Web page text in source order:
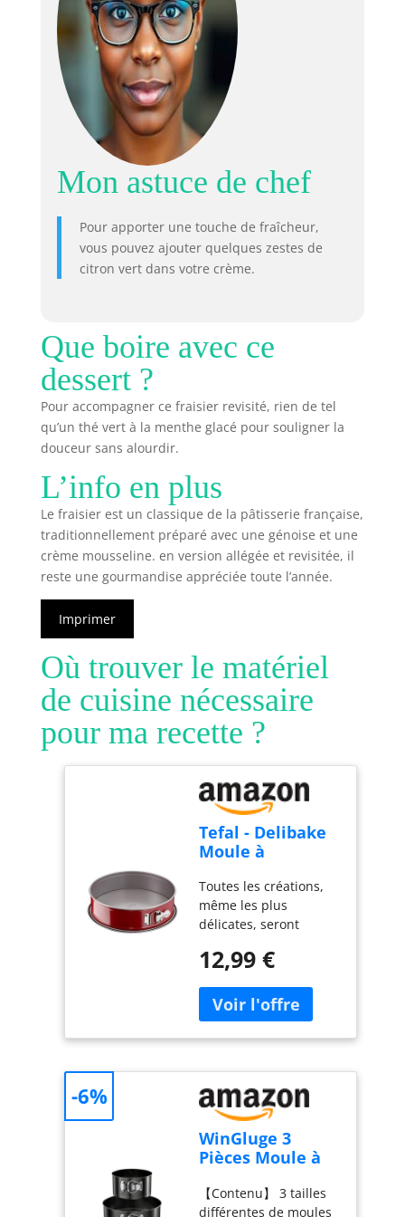
Mon astuce de chef
Pour apporter une touche de fraîcheur,
vous pouvez ajouter quelques zestes de
citron vert dans votre crème.
Que boire avec ce
dessert ?
Pour accompagner ce fraisier revisité, rien de tel
qu’un thé vert à la menthe glacé pour souligner la
douceur sans alourdir.
L’info en plus
Le fraisier est un classique de la pâtisserie française,
traditionnellement préparé avec une génoise et une
crème mousseline. en version allégée et revisitée, il
reste une gourmandise appréciée toute l’année.
Imprimer
Où trouver le matériel
de cuisine nécessaire
pour ma recette ?
Tefal - Delibake
Moule à
Antiadhésif - 23
cm - Rouge
Toutes les créations,
même les plus
délicates, seront
facilement démoulées
amovible du moule Le
fond plus large avec
rebords empêche le
également être utilisé
comme assiette de
service Nettoyage
facile grce au
revêtement
ouverture facile et un
démoulage réussi grce
12,99 €
WinGluge 3
Pièces Moule à
12/18/22cm
【Contenu】 3 tailles
différentes de moules
-6%